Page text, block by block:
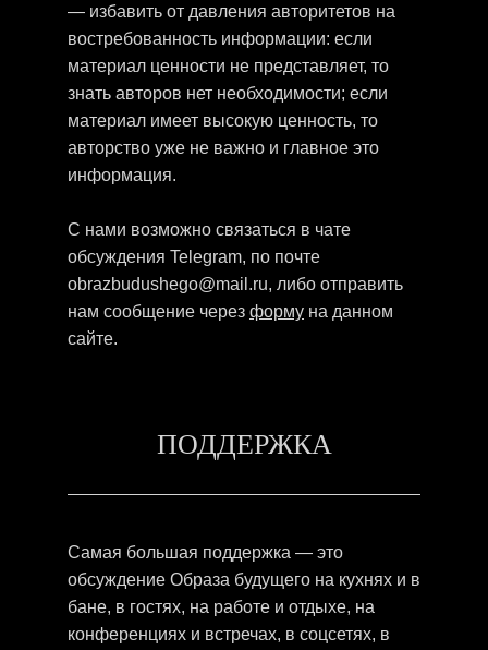
— избавить от давления авторитетов на
востребованность информации: если
материал ценности не представляет, то
знать авторов нет необходимости; если
материал имеет высокую ценность, то
авторство уже не важно и главное это
информация.
С нами возможно связаться в чате
обсуждения Telegram, по почте
obrazbudushego@mail.ru, либо отправить
нам сообщение через форму на данном
сайте.
ПОДДЕРЖКА
Самая большая поддержка — это
обсуждение Образа будущего на кухнях и в
бане, в гостях, на работе и отдыхе, на
конференциях и встречах, в соцсетях, в